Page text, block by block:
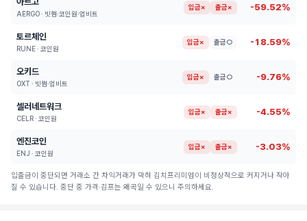
AERGO · 빗썸·코인원·업비트
입금× 출금× -59.52%
토르체인
RUNE · 코인원
입금× 출금○ -18.59%
오키드
OXT · 빗썸·업비트
입금× 출금○ -9.76%
셀러네트워크
CELR · 코인원
입금× 출금× -4.55%
엔진코인
ENJ · 코인원
입금× 출금× -3.03%
입출금이 중단되면 거래소 간 차익거래가 막혀 김치프리미엄이 비정상적으로 커지거나 작아
질 수 있습니다. 중단 중 가격·김프는 왜곡일 수 있으니 주의하세요.